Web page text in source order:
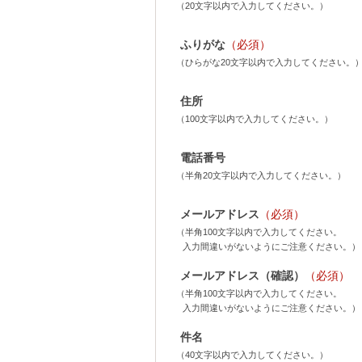
（20文字以内で入力してください。）
ふりがな （必須）
（ひらがな20文字以内で入力してください。
住所
（100文字以内で入力してください。）
電話番号
（半角20文字以内で入力してください。）
メールアドレス （必須）
（半角100文字以内で入力してください。
入力間違いがないようにご注意ください。）
メールアドレス（確認） （必須）
（半角100文字以内で入力してください。
入力間違いがないようにご注意ください。）
件名
（40文字以内で入力してください。）